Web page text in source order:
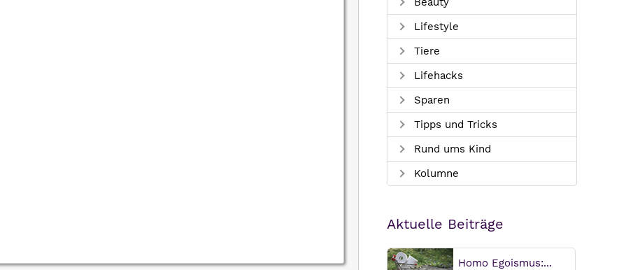
Lifestyle
Tiere
Lifehacks
Sparen
Tipps und Tricks
Rund ums Kind
Kolumne
Aktuelle Beiträge
Homo Egoismus:...